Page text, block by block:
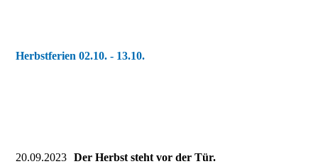
Herbstferien 02.10. - 13.10.
20.09.2023
Der Herbst steht vor der Tür.